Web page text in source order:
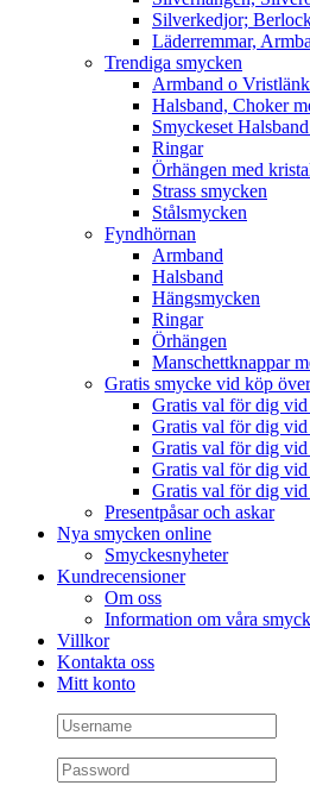
Silverkedjor;
Läderremmar,
Trendiga smycken
Armband o
Halsband, Choker
Smyckeset
Ringar
Örhängen med
Strass smycken
Stålsmycken
Fyndhörnan
Armband
Halsband
Hängsmycken
Ringar
Örhängen
Manschettknappar
Gratis smycke vid köp
Gratis val för dig
Gratis val för dig
Gratis val för dig
Gratis val för dig
Gratis val för dig
Presentpåsar och askar
Nya smycken online
Smyckesnyheter
Kundrecensioner
Om oss
Information om våra
Villkor
Kontakta oss
Mitt konto